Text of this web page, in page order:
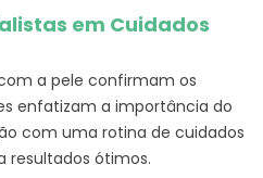
em Cuidados
a pele confirmam os
enfatizam a importância do
com uma rotina de cuidados
resultados ótimos.